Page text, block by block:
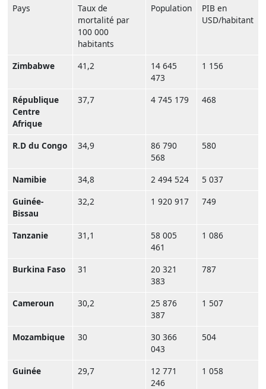
Pays
Taux de
mortalité par
100 000
habitants
Population
PIB en
USD/habitant
Zimbabwe 41,2
14 645
473
1 156
République
Centre
Afrique
37,7 4 745 179 468
R.D du Congo 34,9
86 790
568
580
Namibie 34,8 2 494 524
5 037
Guinée-
Bissau
32,2 1 920 917 749
Tanzanie 31,1
58 005
461
1 086
Burkina Faso 31
20 321
383
787
Cameroun 30,2
25 876
387
1 507
Mozambique 30
30 366
043
504
Guinée 29,7
12 771
246
1 058